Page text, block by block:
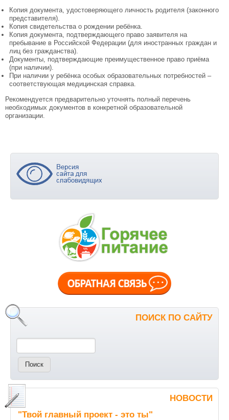
Копия документа, удостоверяющего личность родителя (законного
представителя).
Копия свидетельства о рождении ребёнка.
Копия документа, подтверждающего право заявителя на
пребывание в Российской Федерации (для иностранных граждан и
лиц без гражданства).
Документы, подтверждающие преимущественное право приёма
(при наличии).
При наличии у ребёнка особых образовательных потребностей –
соответствующая медицинская справка.
Рекомендуется предварительно уточнять полный перечень
необходимых документов в конкретной образовательной
организации.
ПОИСК ПО САЙТУ
Поиск
НОВОСТИ
"Твой главный проект - это ты"